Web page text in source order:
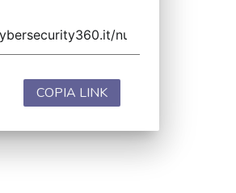
COPIA LINK